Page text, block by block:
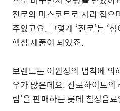
진로의 마스코트로 자리 잡으
주었고요. 그렇게 ‘진로’는 ‘
핵심 제품이 되었죠.
브랜드는 이원성의 법칙에 의
우가 많은데요. 진로하이트의
럼’을 판매하는 롯데 칠성음